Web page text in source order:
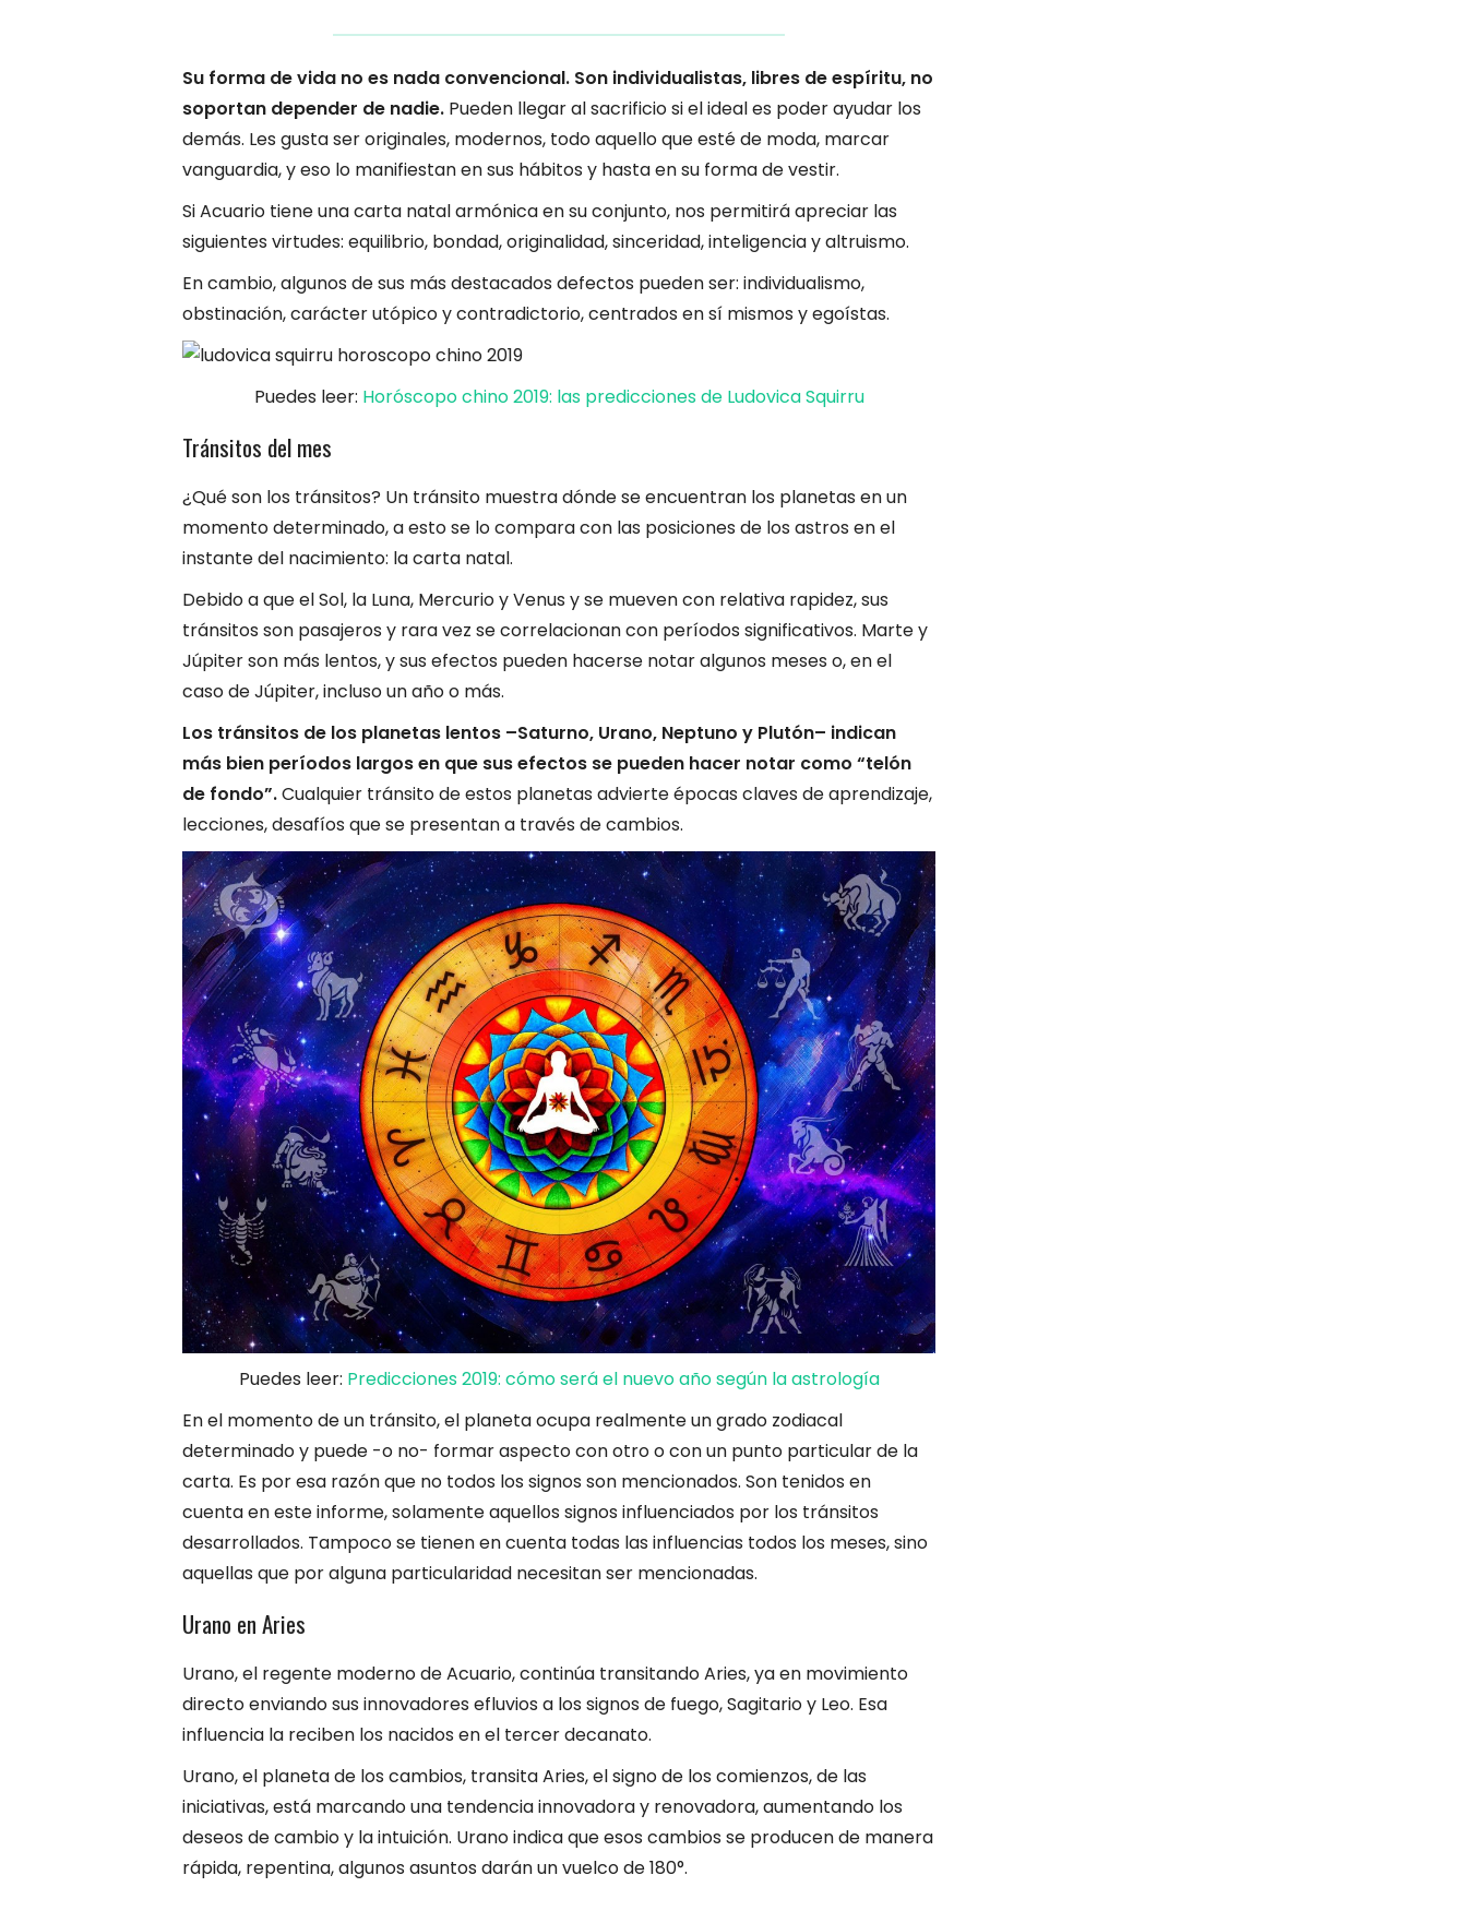
Su forma de vida no es nada convencional. Son individualistas, libres de espíritu, no
soportan depender de nadie. Pueden llegar al sacrificio si el ideal es poder ayudar los
demás. Les gusta ser originales, modernos, todo aquello que esté de moda, marcar
vanguardia, y eso lo manifiestan en sus hábitos y hasta en su forma de vestir.
Si Acuario tiene una carta natal armónica en su conjunto, nos permitirá apreciar las
siguientes virtudes: equilibrio, bondad, originalidad, sinceridad, inteligencia y altruismo.
En cambio, algunos de sus más destacados defectos pueden ser: individualismo,
obstinación, carácter utópico y contradictorio, centrados en sí mismos y egoístas.
Puedes leer: Horóscopo chino 2019: las predicciones de Ludovica Squirru
Tránsitos del mes
¿Qué son los tránsitos? Un tránsito muestra dónde se encuentran los planetas en un
momento determinado, a esto se lo compara con las posiciones de los astros en el
instante del nacimiento: la carta natal.
Debido a que el Sol, la Luna, Mercurio y Venus y se mueven con relativa rapidez, sus
tránsitos son pasajeros y rara vez se correlacionan con períodos significativos. Marte y
Júpiter son más lentos, y sus efectos pueden hacerse notar algunos meses o, en el
caso de Júpiter, incluso un año o más.
Los tránsitos de los planetas lentos –Saturno, Urano, Neptuno y Plutón– indican
más bien períodos largos en que sus efectos se pueden hacer notar como “telón
de fondo”.Cualquier tránsito de estos planetas advierte épocas claves de aprendizaje,
lecciones, desafíos que se presentan a través de cambios.
Puedes leer: Predicciones 2019: cómo será el nuevo año según la astrología
En el momento de un tránsito, el planeta ocupa realmente un grado zodiacal
determinado y puede -o no- formar aspecto con otro o con un punto particular de la
carta. Es por esa razón que no todos los signos son mencionados. Son tenidos en
cuenta en este informe, solamente aquellos signos influenciados por los tránsitos
desarrollados. Tampoco se tienen en cuenta todas las influencias todos los meses, sino
aquellas que por alguna particularidad necesitan ser mencionadas.
Urano en Aries
Urano, el regente moderno de Acuario, continúa transitando Aries, ya en movimiento
directo enviando sus innovadores efluvios a los signos de fuego, Sagitario y Leo. Esa
influencia la reciben los nacidos en el tercer decanato.
Urano, el planeta de los cambios, transita Aries, el signo de los comienzos, de las
iniciativas, está marcando una tendencia innovadora y renovadora, aumentando los
deseos de cambio y la intuición. Urano indica que esos cambios se producen de manera
rápida, repentina, algunos asuntos darán un vuelco de 180°.